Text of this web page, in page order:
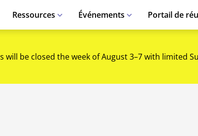
Ressources Événements Portail de
will be closed the week of August 3–7 with limited